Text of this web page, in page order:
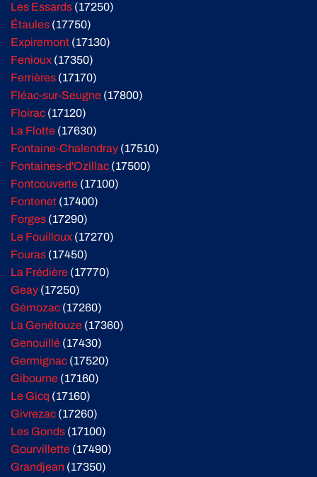
Les Essards (17250)
Étaules (17750)
Expiremont (17130)
Fenioux (17350)
Ferrières (17170)
Fléac-sur-Seugne (17800)
Floirac (17120)
La Flotte (17630)
Fontaine-Chalendray (17510)
Fontaines-d'Ozillac (17500)
Fontcouverte (17100)
Fontenet (17400)
Forges (17290)
Le Fouilloux (17270)
Fouras (17450)
La Frédière (17770)
Geay (17250)
Gémozac (17260)
La Genétouze (17360)
Genouillé (17430)
Germignac (17520)
Gibourne (17160)
Le Gicq (17160)
Givrezac (17260)
Les Gonds (17100)
Gourvillette (17490)
Grandjean (17350)